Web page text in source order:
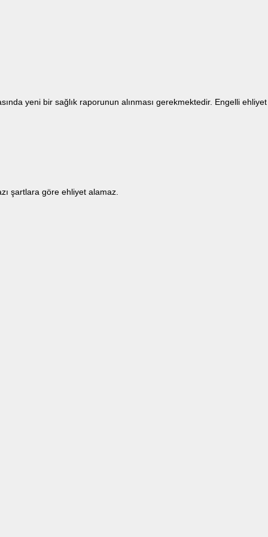
yeni bir sağlık raporunun alınması gerekmektedir. Engelli ehliyet
şartlara göre ehliyet alamaz.